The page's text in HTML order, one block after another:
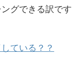
グできる訳です
ている？？